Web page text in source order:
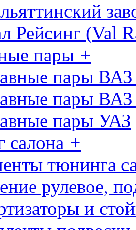
Рейсинг (Val
пары +
пары
пары
пары УАЗ
салона +
тюнинга
рулевое,
и